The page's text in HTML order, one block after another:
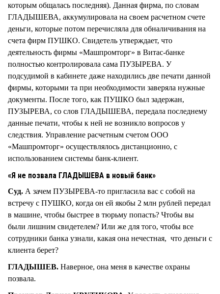
которым общалась последняя). Данная фирма, по словам
ГЛАДЫШЕВА, аккумулировала на своем расчетном счете
деньги, которые потом перечисляла для обналичивания на
счета фирм ПУШКО. Свидетель утверждает, что
деятельность фирмы «Машпромторг» в Витас-банке
полностью контролировала сама ПУЗЫРЕВА. У
подсудимой в кабинете даже находились две печати данной
фирмы, которыми та при необходимости заверяла нужные
документы. После того, как ПУШКО был задержан,
ПУЗЫРЕВА, со слов ГЛАДЫШЕВА, передала последнему
данные печати, чтобы к ней не возникло вопросов у
следствия. Управление расчетным счетом ООО
«Машпромторг» осуществлялось дистанционно, с
использованием системы банк-клиент.
«Я не позвала ГЛАДЫШЕВА в новый банк»
Суд. А зачем ПУЗЫРЕВА-то пригласила вас с собой на
встречу с ПУШКО, когда он ей якобы 2 млн рублей передал
в машине, чтобы быстрее в тюрьму попасть? Чтобы вы
были лишним свидетелем? Или же для того, чтобы все
сотрудники банка узнали, какая она нечестная, что деньги с
клиента берет?
ГЛАДЫШЕВ. Наверное, она меня в качестве охраны
позвала.